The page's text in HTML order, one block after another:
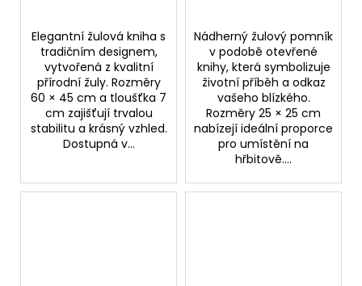
Elegantní žulová kniha s
tradičním designem,
vytvořená z kvalitní
přírodní žuly. Rozměry
60 × 45 cm a tloušťka 7
cm zajišťují trvalou
stabilitu a krásný vzhled.
Dostupná v...
Nádherný žulový pomník
v podobě otevřené
knihy, která symbolizuje
životní příběh a odkaz
vašeho blízkého.
Rozměry 25 × 25 cm
nabízejí ideální proporce
pro umístění na
hřbitově....